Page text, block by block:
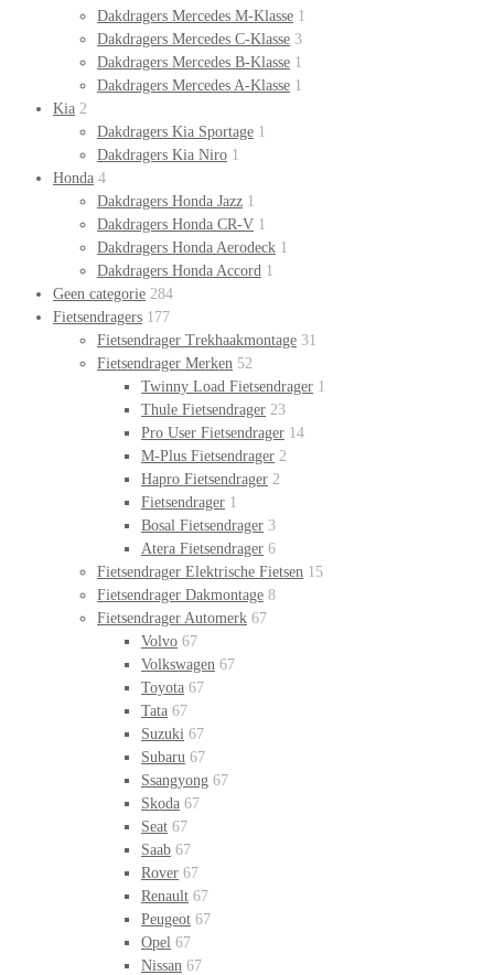
Dakdragers Mercedes M-Klasse 1
Dakdragers Mercedes C-Klasse 3
Dakdragers Mercedes B-Klasse 1
Dakdragers Mercedes A-Klasse 1
Kia 2
Dakdragers Kia Sportage 1
Dakdragers Kia Niro 1
Honda 4
Dakdragers Honda Jazz 1
Dakdragers Honda CR-V 1
Dakdragers Honda Aerodeck 1
Dakdragers Honda Accord 1
Geen categorie 284
Fietsendragers 177
Fietsendrager Trekhaakmontage 31
Fietsendrager Merken 52
Twinny Load Fietsendrager 1
Thule Fietsendrager 23
Pro User Fietsendrager 14
M-Plus Fietsendrager 2
Hapro Fietsendrager 2
Fietsendrager 1
Bosal Fietsendrager 3
Atera Fietsendrager 6
Fietsendrager Elektrische Fietsen 15
Fietsendrager Dakmontage 8
Fietsendrager Automerk 67
Volvo 67
Volkswagen 67
Toyota 67
Tata 67
Suzuki 67
Subaru 67
Ssangyong 67
Skoda 67
Seat 67
Saab 67
Rover 67
Renault 67
Peugeot 67
Opel 67
Nissan 67